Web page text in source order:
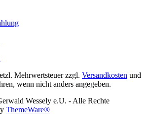
Mehrwertsteuer zzgl. Versandkosten und
wenn nicht anders angegeben.
Wessely e.U. - Alle Rechte
ThemeWare®